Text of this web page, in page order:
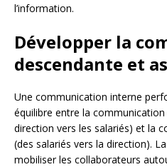
l’information.
Développer la
descendante et
Une communication interne
équilibre entre la communication
direction vers les salariés) et la
(des salariés vers la direction).
mobiliser les collaborateurs